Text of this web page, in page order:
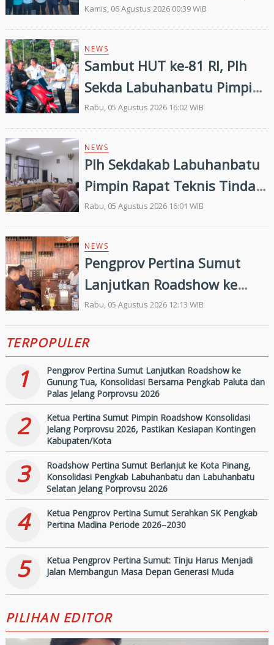
Jalan Membangun Masa
Depan Generasi Muda
Kamis, 06 Agustus 2026 00:39 WIB
NEWS
Sambut HUT ke-81 RI, Plh
Sekda Labuhanbatu Pimpin
Pembagian 300 Bendera
Merah Putih
Rabu, 05 Agustus 2026 16:02 WIB
NEWS
Plh Sekdakab Labuhanbatu
Pimpin Rapat Teknis Tindak
Lanjut Entry Meeting
Penilaian Kepatuhan
Pelayanan Publik Oleh
Ombudsman RI tahun 2026
Rabu, 05 Agustus 2026 16:01 WIB
NEWS
Pengprov Pertina Sumut
Lanjutkan Roadshow ke
Gunung Tua, Konsolidasi
Bersama Pengkab Paluta
dan Palas Jelang Porprovsu
2026
Rabu, 05 Agustus 2026 12:13 WIB
TERPOPULER
1
Pengprov Pertina Sumut Lanjutkan Roadshow ke
Gunung Tua, Konsolidasi Bersama Pengkab Paluta dan
Palas Jelang Porprovsu 2026
2
Ketua Pertina Sumut Pimpin Roadshow Konsolidasi
Jelang Porprovsu 2026, Pastikan Kesiapan Kontingen
Kabupaten/Kota
3
Roadshow Pertina Sumut Berlanjut ke Kota Pinang,
Konsolidasi Pengkab Labuhanbatu dan Labuhanbatu
Selatan Jelang Porprovsu 2026
4
Ketua Pengprov Pertina Sumut Serahkan SK Pengkab
Pertina Madina Periode 2026–2030
5
Ketua Pengprov Pertina Sumut: Tinju Harus Menjadi
Jalan Membangun Masa Depan Generasi Muda
PILIHAN EDITOR